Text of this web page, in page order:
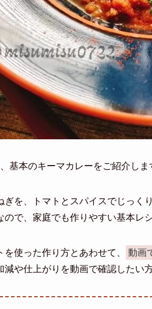
、基本のキーマカレーをご紹介しま
ぎを、トマトとスパイスでじっく
で、家庭でも作りやすい基本レ
使った作り方とあわせて、 動画
や仕上がりを動画で確認したい